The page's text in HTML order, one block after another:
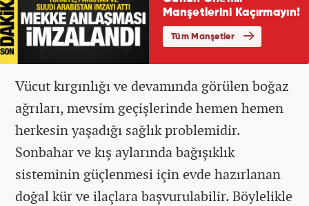
Vücut kırgınlığı ve devamında görülen boğaz
ağrıları, mevsim geçişlerinde hemen hemen
herkesin yaşadığı sağlık problemidir.
Sonbahar ve kış aylarında bağışıklık
sisteminin güçlenmesi için evde hazırlanan
doğal kür ve ilaçlara başvurulabilir. Böylelikle